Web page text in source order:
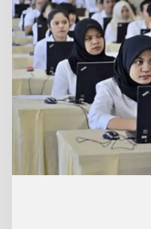
p
a
t
i
a
n
R
e
k
r